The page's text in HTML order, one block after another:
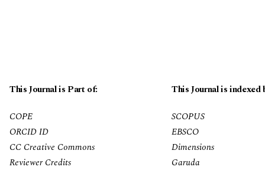
This Journal is Part of:
This Journal is indexed
COPE
ORCID ID
CC Creative Commons
Reviewer Credits
SCOPUS
EBSCO
Dimensions
Garuda